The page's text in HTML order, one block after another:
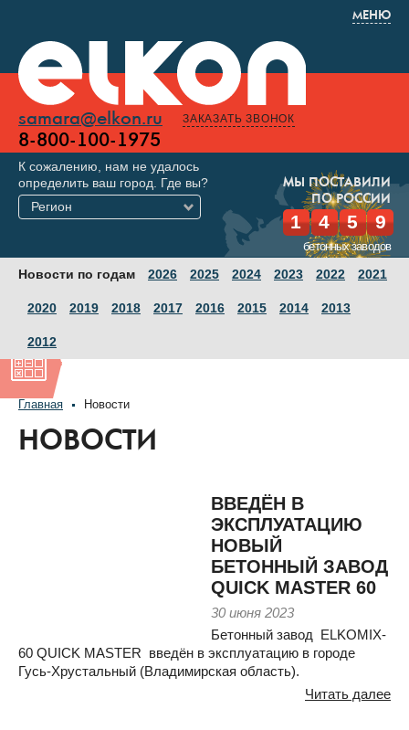
МЕНЮ
samara@elkon.ru
8-800-100-1975
ЗАКАЗАТЬ ЗВОНОК
МЫ ПОСТАВИЛИ
ПО РОССИИ
1 4 5 9
бетонных заводов
К сожалению, нам не удалось
определить ваш город. Где вы?
Регион
Новости по годам 2026 2025 2024 2023 2022 2021
2020 2019 2018 2017 2016 2015 2014 2013
2012
Главная Новости
НОВОСТИ
ВВЕДЁН В
ЭКСПЛУАТАЦИЮ
НОВЫЙ
БЕТОННЫЙ ЗАВОД
QUICK MASTER 60
30 июня 2023
Бетонный завод ELKOMIX-
60 QUICK MASTER введён в эксплуатацию в городе
Гусь-Хрустальный (Владимирская область).
Читать далее